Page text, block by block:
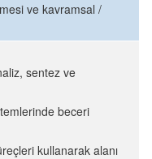
ve kavramsal /
sentez ve
beceri
kullanarak alanı